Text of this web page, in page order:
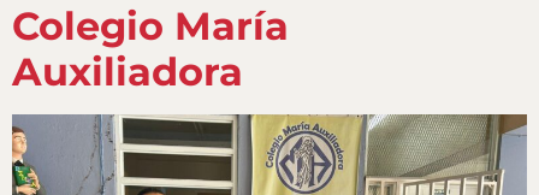
Colegio María
Auxiliadora